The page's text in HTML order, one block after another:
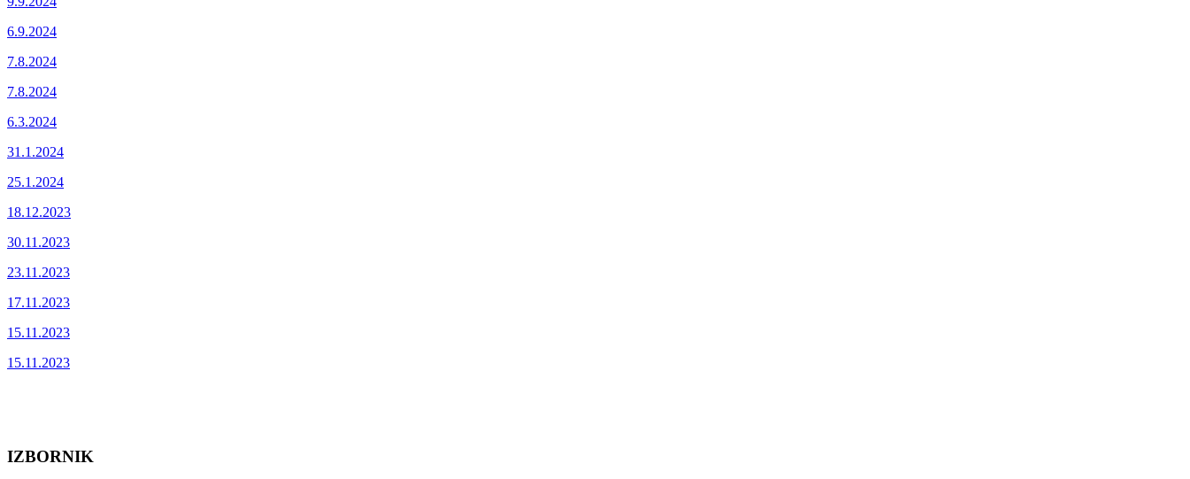
6.9.2024
7.8.2024
7.8.2024
6.3.2024
31.1.2024
25.1.2024
18.12.2023
30.11.2023
23.11.2023
17.11.2023
15.11.2023
15.11.2023
IZBORNIK